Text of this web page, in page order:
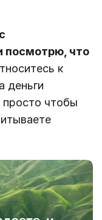
посмотрю, что
к
деньги
чтобы